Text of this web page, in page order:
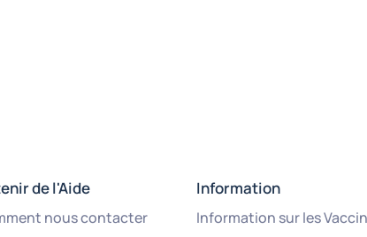
de l'Aide
nous contacter
Information
Information sur les